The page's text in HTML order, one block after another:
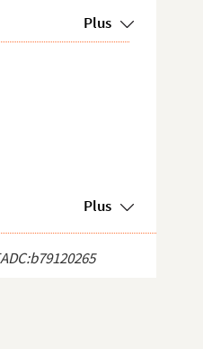
Plus
Plus